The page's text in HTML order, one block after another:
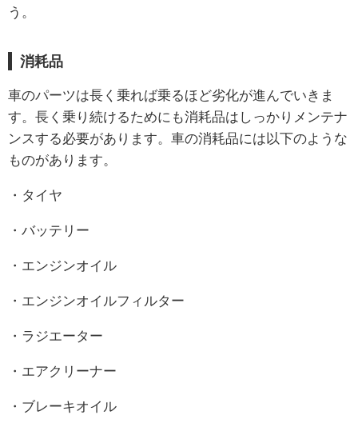
う。
消耗品
車のパーツは長く乗れば乗るほど劣化が進んでいきま
す。長く乗り続けるためにも消耗品はしっかりメンテナ
ンスする必要があります。車の消耗品には以下のような
ものがあります。
・タイヤ
・バッテリー
・エンジンオイル
・エンジンオイルフィルター
・ラジエーター
・エアクリーナー
・ブレーキオイル